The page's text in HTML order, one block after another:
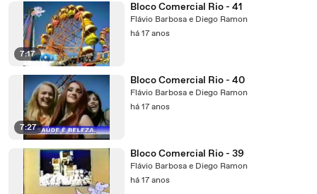
7:17
Bloco Comercial Rio - 41
Flávio Barbosa e Diego Ramon
há 17 anos
7:27
Bloco Comercial Rio - 40
Flávio Barbosa e Diego Ramon
há 17 anos
Bloco Comercial Rio - 39
Flávio Barbosa e Diego Ramon
há 17 anos